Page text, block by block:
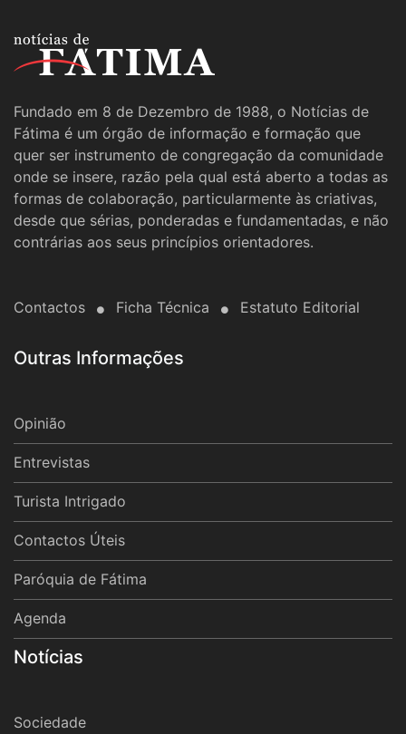
Fundado em 8 de Dezembro de 1988, o Notícias de
Fátima é um órgão de informação e formação que
quer ser instrumento de congregação da comunidade
onde se insere, razão pela qual está aberto a todas as
formas de colaboração, particularmente às criativas,
desde que sérias, ponderadas e fundamentadas, e não
contrárias aos seus princípios orientadores.
Contactos Ficha Técnica Estatuto Editorial
Outras Informações
Opinião
Entrevistas
Turista Intrigado
Contactos Úteis
Paróquia de Fátima
Agenda
Notícias
Sociedade